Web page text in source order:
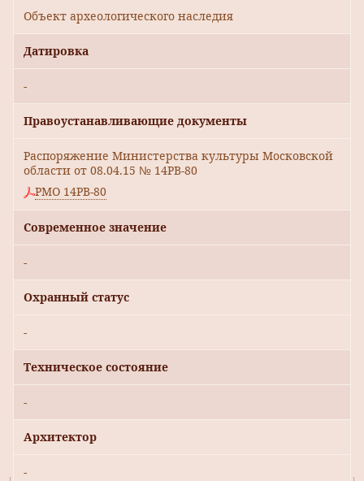
Объект археологического наследия
Датировка
-
Правоустанавливающие документы
Распоряжение Министерства культуры Московской
области от 08.04.15 № 14РВ-80
РМО 14РВ-80
Современное значение
-
Охранный статус
-
Техническое состояние
-
Архитектор
-